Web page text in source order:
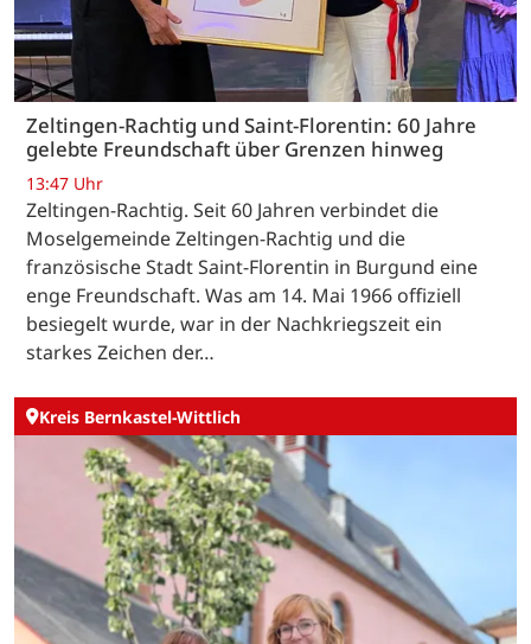
Zeltingen-Rachtig und Saint-Florentin: 60 Jahre
gelebte Freundschaft über Grenzen hinweg
13:47 Uhr
Zeltingen-Rachtig. Seit 60 Jahren verbindet die
Moselgemeinde Zeltingen-Rachtig und die
französische Stadt Saint-Florentin in Burgund eine
enge Freundschaft. Was am 14. Mai 1966 offiziell
besiegelt wurde, war in der Nachkriegszeit ein
starkes Zeichen der…
Kreis Bernkastel-Wittlich